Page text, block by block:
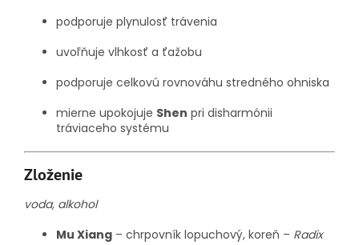
podporuje plynulosť trávenia
uvoľňuje vlhkosť a ťažobu
podporuje celkovú rovnováhu stredného ohniska
mierne upokojuje Shen pri disharmónii
tráviaceho systému
Zloženie
voda, alkohol
Mu Xiang – chrpovník lopuchový, koreň – Radix